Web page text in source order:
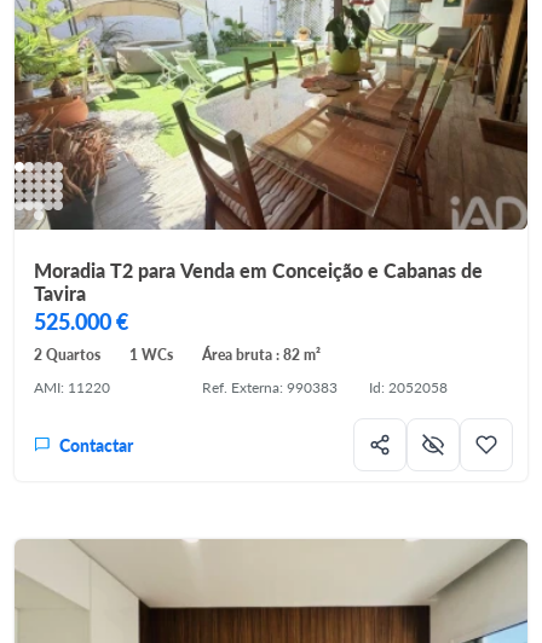
Moradia T2 para Venda em Conceição e Cabanas de
Tavira
525.000 €
2 Quartos 1 WCs
Área bruta : 82 m²
AMI: 11220
Ref. Externa: 990383 Id: 2052058
Contactar